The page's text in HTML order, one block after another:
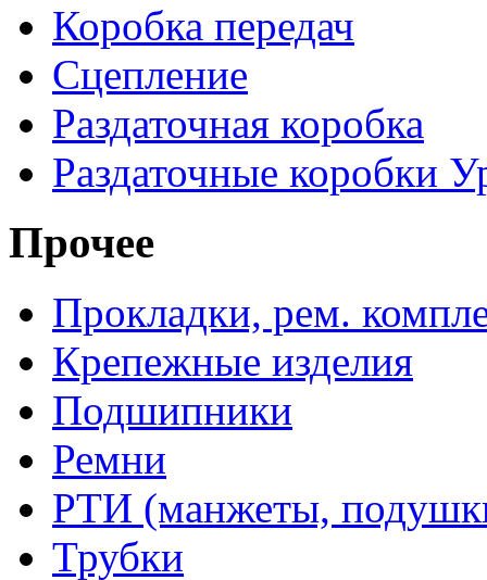
Коробка передач
Сцепление
Раздаточная коробка
Раздаточные коробки
Прочее
Прокладки, рем.
Крепежные изделия
Подшипники
Ремни
РТИ (манжеты,
Трубки